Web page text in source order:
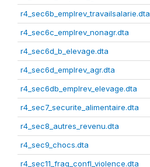
r4_sec6b_emplrev_travailsalarie.dta
r4_sec6c_emplrev_nonagr.dta
r4_sec6d_b_elevage.dta
r4_sec6d_emplrev_agr.dta
r4_sec6db_emplrev_elevage.dta
r4_sec7_securite_alimentaire.dta
r4_sec8_autres_revenu.dta
r4_sec9_chocs.dta
r4_sec11_frag_confl_violence.dta